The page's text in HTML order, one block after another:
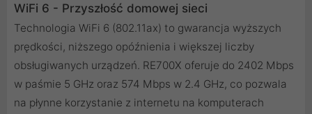
WiFi 6 - Przyszłość domowej sieci
Technologia WiFi 6 (802.11ax) to gwarancja wyższych
prędkości, niższego opóźnienia i większej liczby
obsługiwanych urządzeń. RE700X oferuje do 2402 Mbps
w paśmie 5 GHz oraz 574 Mbps w 2.4 GHz, co pozwala
na płynne korzystanie z internetu na komputerach